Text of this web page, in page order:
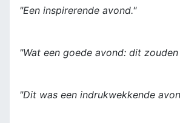
"Een inspirerende avond."
"Wat een goede avond: dit
"Dit was een indrukwekkende